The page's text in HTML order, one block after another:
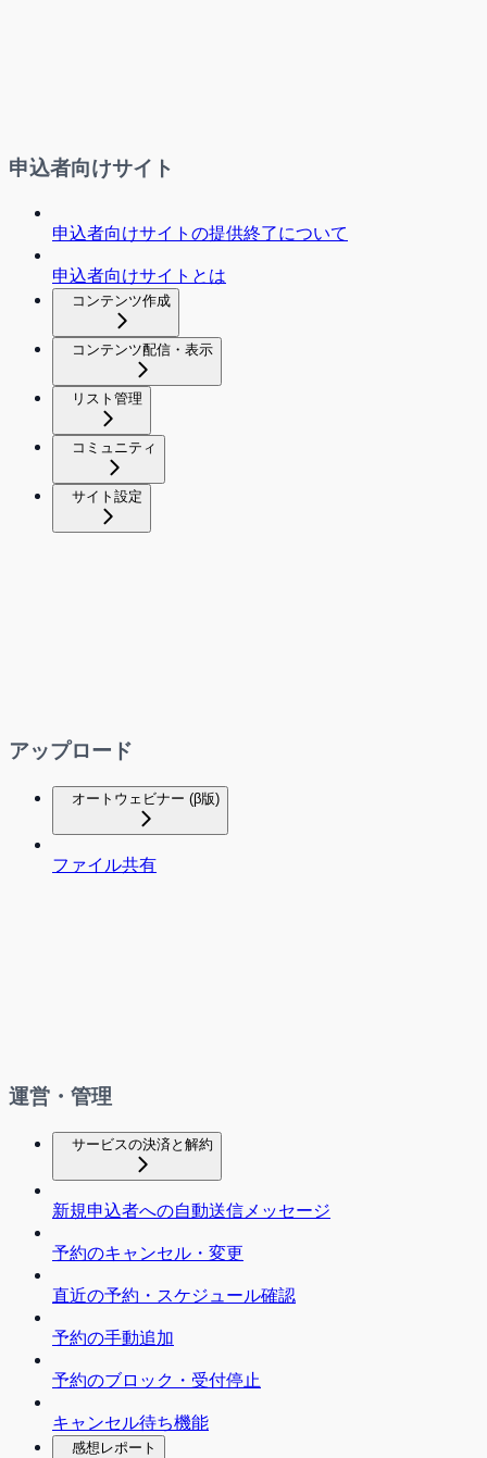
申込者向けサイト
申込者向けサイトの提供終了について
申込者向けサイトとは
コンテンツ作成
コンテンツ配信・表示
リスト管理
コミュニティ
サイト設定
アップロード
オートウェビナー (β版)
ファイル共有
運営・管理
サービスの決済と解約
新規申込者への自動送信メッセージ
予約のキャンセル・変更
直近の予約・スケジュール確認
予約の手動追加
予約のブロック・受付停止
キャンセル待ち機能
感想レポート